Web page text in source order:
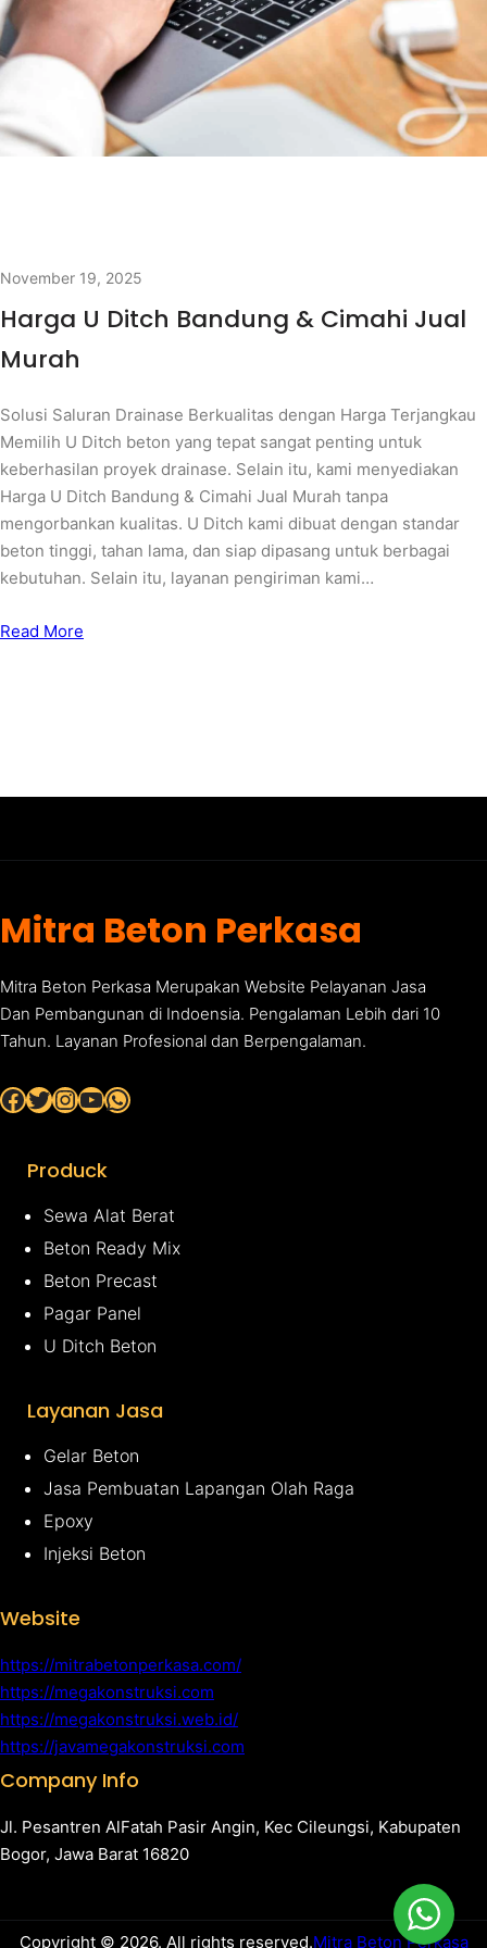
November 19, 2025
Harga U Ditch Bandung & Cimahi Jual
Murah
Solusi Saluran Drainase Berkualitas dengan Harga Terjangkau
Memilih U Ditch beton yang tepat sangat penting untuk
keberhasilan proyek drainase. Selain itu, kami menyediakan
Harga U Ditch Bandung & Cimahi Jual Murah tanpa
mengorbankan kualitas. U Ditch kami dibuat dengan standar
beton tinggi, tahan lama, dan siap dipasang untuk berbagai
kebutuhan. Selain itu, layanan pengiriman kami…
Read More
Mitra Beton Perkasa
Mitra Beton Perkasa Merupakan Website Pelayanan Jasa
Dan Pembangunan di Indoensia. Pengalaman Lebih dari 10
Tahun. Layanan Profesional dan Berpengalaman.
Facebook Twitter InstagramYouTube WhatsApp
Produck
Sewa Alat Berat
Beton Ready Mix
Beton Precast
Pagar Panel
U Ditch Beton
Layanan Jasa
Gelar Beton
Jasa Pembuatan Lapangan Olah Raga
Epoxy
Injeksi Beton
Website
https://mitrabetonperkasa.com/
https://megakonstruksi.com
https://megakonstruksi.web.id/
https://javamegakonstruksi.com
Company Info
Jl. Pesantren AlFatah Pasir Angin, Kec Cileungsi, Kabupaten
Bogor, Jawa Barat 16820
Copyright © 2026. All rights reserved.Mitra Beton Perkasa